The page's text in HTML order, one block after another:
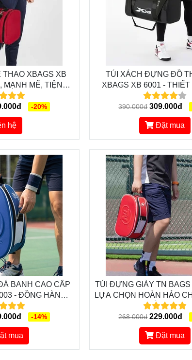
THAO XBAGS XB
MẠNH MẼ, TIỆN
-20%
hệ
TÚI XÁCH ĐỰNG ĐỒ
XBAGS XB 6001 -
MẼ, HIỆN ĐẠI,
390.000đ 309.000đ
Đặt mua
BANH CAO CẤP
- ĐỒNG HÀNH
MỌI TRẬN ĐẤU
-14%
mua
TÚI ĐỰNG GIÀY TN BAGS
LỰA CHỌN HOÀN HẢO
CỦA BẠN
268.000đ 229.000đ
Đặt mua